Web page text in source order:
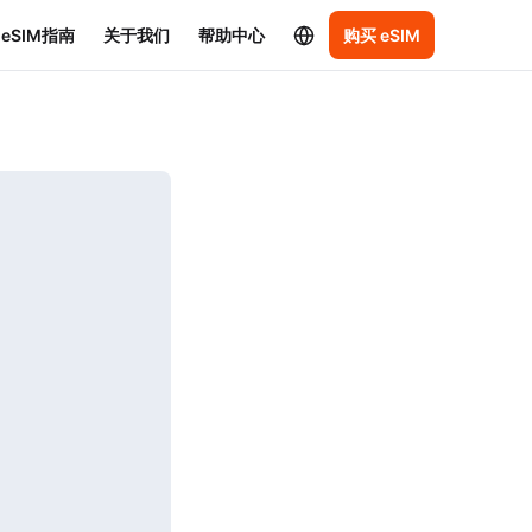
eSIM指南 关于我们 帮助中心 购买 eSIM